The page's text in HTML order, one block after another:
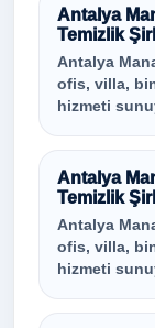
Antalya
Temizlik
Antalya
ofis, villa,
hizmeti
Antalya
Temizlik
Antalya
ofis, villa,
hizmeti